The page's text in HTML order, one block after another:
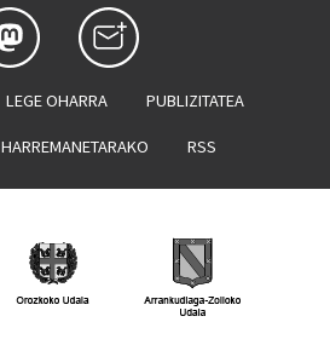
LEGE OHARRA PUBLIZITATEA
HARREMANETARAKO RSS